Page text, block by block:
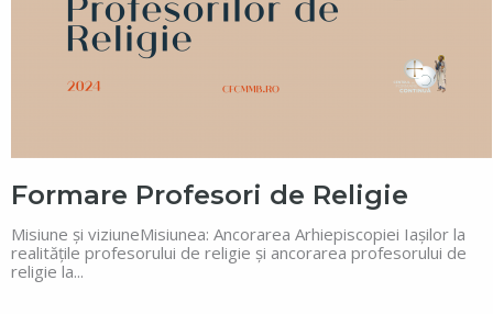
Formare Profesori de Religie
Misiune și viziuneMisiunea: Ancorarea Arhiepiscopiei Iașilor la
realitățile profesorului de religie și ancorarea profesorului de
religie la...